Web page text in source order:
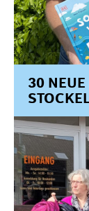
30 NEUE